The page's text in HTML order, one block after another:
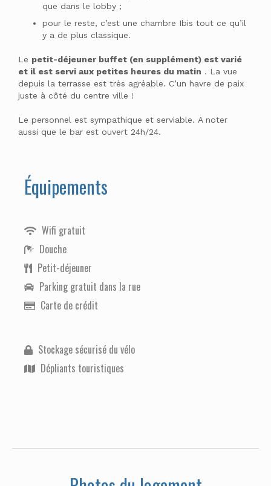
que dans le lobby ;
pour le reste, c’est une chambre Ibis tout ce qu’il
y a de plus classique.
Le petit-déjeuner buffet (en supplément) est varié
et il est servi aux petites heures du matin . La vue
depuis la terrasse est très agréable. C’un havre de paix
juste à côté du centre ville !
Le personnel est sympathique et serviable. A noter
aussi que le bar est ouvert 24h/24.
Équipements
Wifi gratuit
Douche
Petit-déjeuner
Parking gratuit dans la rue
Carte de crédit
Stockage sécurisé du vélo
Dépliants touristiques